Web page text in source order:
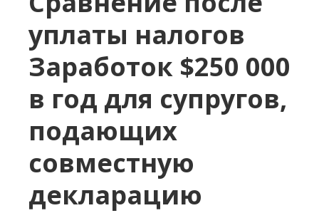
уплаты налогов
Заработок $250 000
в год для супругов,
подающих
совместную
декларацию